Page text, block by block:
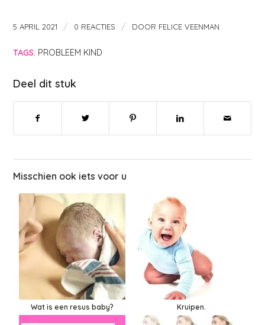
5 APRIL 2021 / 0 REACTIES / DOOR FELICE VEENMAN
TAGS: PROBLEEM KIND
Deel dit stuk
Misschien ook iets voor u
Wat is een resus baby? Kruipen.